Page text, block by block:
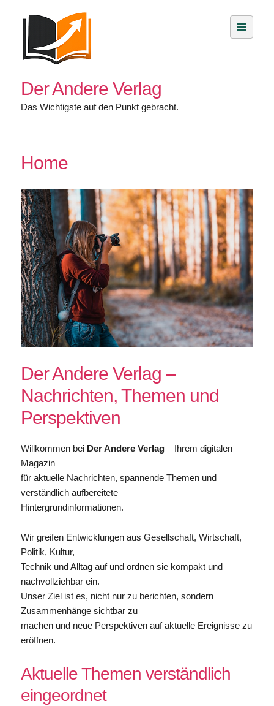
Der Andere Verlag
Das Wichtigste auf den Punkt gebracht.
Home
Der Andere Verlag –
Nachrichten, Themen und
Perspektiven
Willkommen bei Der Andere Verlag– Ihrem digitalen
Magazin
für aktuelle Nachrichten, spannende Themen und
verständlich aufbereitete
Hintergrundinformationen.
Wir greifen Entwicklungen aus Gesellschaft, Wirtschaft,
Politik, Kultur,
Technik und Alltag auf und ordnen sie kompakt und
nachvollziehbar ein.
Unser Ziel ist es, nicht nur zu berichten, sondern
Zusammenhänge sichtbar zu
machen und neue Perspektiven auf aktuelle Ereignisse zu
eröffnen.
Aktuelle Themen verständlich
eingeordnet